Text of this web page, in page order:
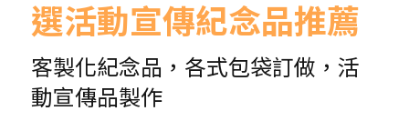
客製實例
產品列表
➢全款式總覽
開始訂做
選活動宣傳紀念品推薦
客製化紀念品，各式包袋訂做，活
動宣傳品製作